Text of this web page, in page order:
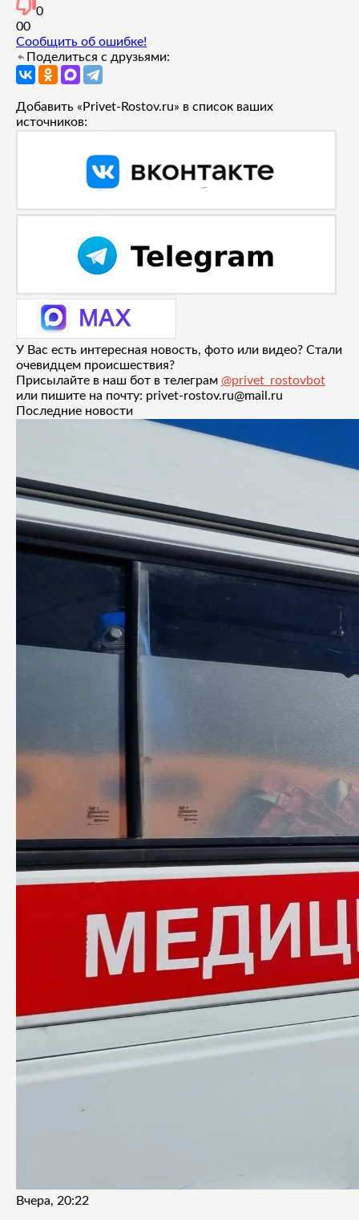
0
00
Сообщить об ошибке!
Поделиться с друзьями:
Добавить «Privet-Rostov.ru» в список ваших
источников:
У Вас есть интересная новость, фото или видео? Стали
очевидцем происшествия?
Присылайте в наш бот в телеграм @privet_rostovbot
или пишите на почту: privet-rostov.ru@mail.ru
Последние новости
Вчера, 20:22